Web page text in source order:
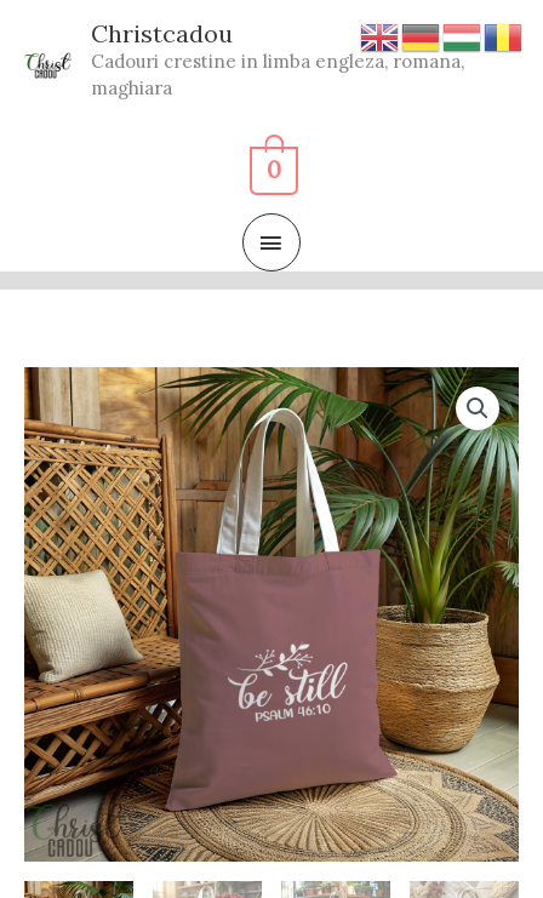
content
Christcadou
Cadouri crestine in limba engleza, romana,
maghiara
MAIN
MENU
0